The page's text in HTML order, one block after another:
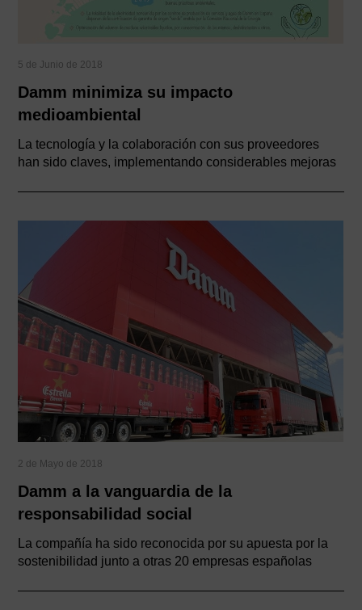
5 de Junio de 2018
Damm minimiza su impacto
medioambiental
La tecnología y la colaboración con sus proveedores
han sido claves, implementando considerables mejoras
2 de Mayo de 2018
Damm a la vanguardia de la
responsabilidad social
La compañía ha sido reconocida por su apuesta por la
sostenibilidad junto a otras 20 empresas españolas